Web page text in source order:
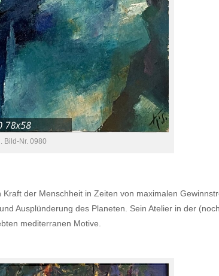
Bild-Nr. 0980
der Menschheit in Zeiten von maximalen
Ausplünderung des Planeten. Sein Atelier in der
mediterranen Motive.